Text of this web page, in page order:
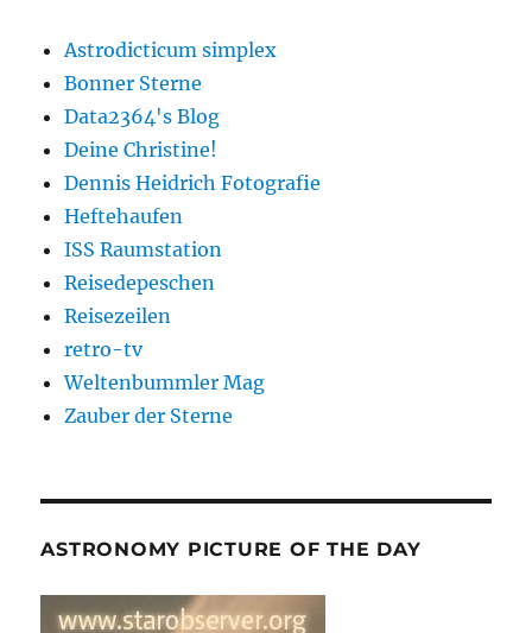
Astrodicticum simplex
Bonner Sterne
Data2364's Blog
Deine Christine!
Dennis Heidrich Fotografie
Heftehaufen
ISS Raumstation
Reisedepeschen
Reisezeilen
retro-tv
Weltenbummler Mag
Zauber der Sterne
ASTRONOMY PICTURE OF THE DAY